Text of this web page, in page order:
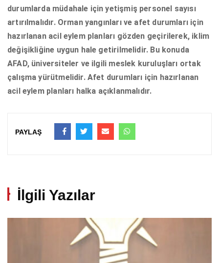
durumlarda müdahale için yetişmiş personel sayısı
artırılmalıdır. Orman yangınları ve afet durumları için
hazırlanan acil eylem planları gözden geçirilerek, iklim
değişikliğine uygun hale getirilmelidir. Bu konuda
AFAD, üniversiteler ve ilgili meslek kuruluşları ortak
çalışma yürütmelidir. Afet durumları için hazırlanan
acil eylem planları halka açıklanmalıdır.
PAYLAŞ
İlgili Yazılar